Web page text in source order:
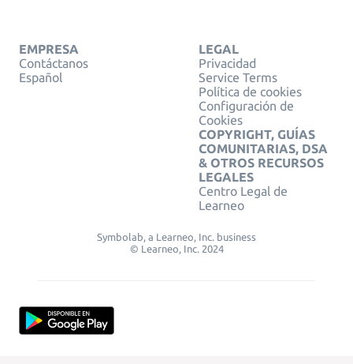
EMPRESA
Contáctanos
Español
LEGAL
Privacidad
Service Terms
Política de cookies
Configuración de
Cookies
COPYRIGHT, GUÍAS
COMUNITARIAS, DSA
& OTROS RECURSOS
LEGALES
Centro Legal de
Learneo
Symbolab, a Learneo, Inc. business
© Learneo, Inc. 2024